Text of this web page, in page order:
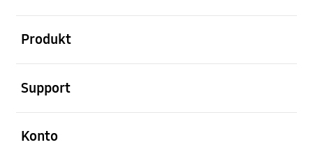
Produkt
Support
Konto